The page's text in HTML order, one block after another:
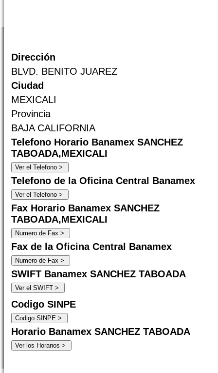
Dirección
BLVD. BENITO JUAREZ
Ciudad
MEXICALI
Provincia
BAJA CALIFORNIA
Telefono Horario Banamex SANCHEZ
TABOADA,MEXICALI
Telefono de la Oficina Central Banamex
Fax Horario Banamex SANCHEZ
TABOADA,MEXICALI
Fax de la Oficina Central Banamex
SWIFT Banamex SANCHEZ TABOADA
Codigo SINPE
Horario Banamex SANCHEZ TABOADA